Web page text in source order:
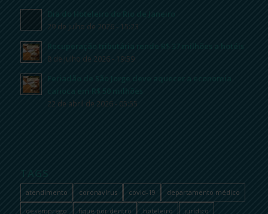
Dia do Hoteleiro do Rio de Janeiro
29 de julho de 2026 - 15:23
Recuperação tributária rende R$ 37 milhões a hotéis
8 de julho de 2026 - 19:59
Feriadão de São Jorge deve aquecer a economia
carioca em R$ 50 milhões
22 de abril de 2026 - 05:55
TAGS
atendimento coronavírus covid-19 departamento médico
desemprego fique por dentro hoteleiro jurídico